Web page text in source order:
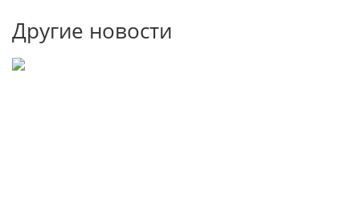
Другие новости